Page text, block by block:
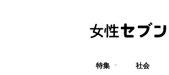
特集 社会